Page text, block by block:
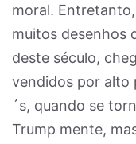
moral.
muitos desenhos
deste século,
vendidos por alto
´s, quando se
Trump mente,